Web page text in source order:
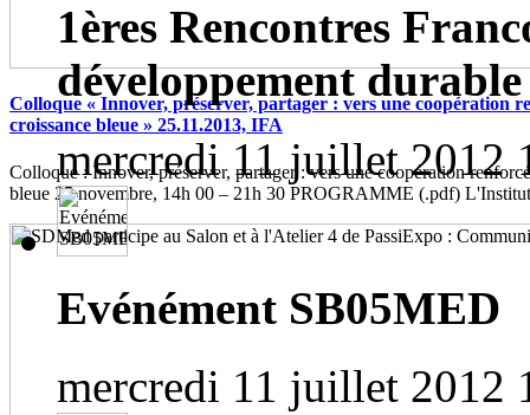
Colloque « Innover, préserver, partager : vers une coopération
croissance bleue » 25.11.2013, IFA
Colloque : Innover, préserver, partager : vers une coopération
bleue 25 novembre, 14h 00 – 21h 30 PROGRAMME (.pdf)
1ères Rencontres
développement durable
mercredi 11 juillet 2012
Evénément SB05MED
mercredi 11 juillet 2012